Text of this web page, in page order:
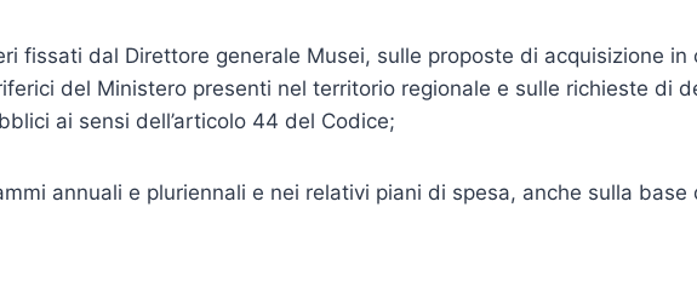
fissati dal Direttore generale Musei, sulle proposte di acquisizione
del Ministero presenti nel territorio regionale e sulle richieste di
ai sensi dell’articolo 44 del Codice;
annuali e pluriennali e nei relativi piani di spesa, anche sulla